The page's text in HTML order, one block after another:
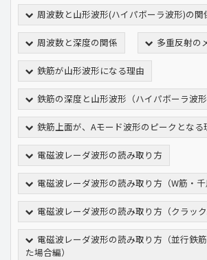
周波数と山形波形(ハイパボーラ波形)の関
周波数と深度の関係 多重反射の
鉄筋が山形波形になる理由
鉄筋の深度と山形波形（ハイパボーラ波
鉄筋上面が、Aモード波形のピークとなる
電磁波レーダ波形の読み取り方
電磁波レーダ波形の読み取り方（W筋・千
電磁波レーダ波形の読み取り方（クラック
電磁波レーダ波形の読み取り方（並行鉄
た場合編）